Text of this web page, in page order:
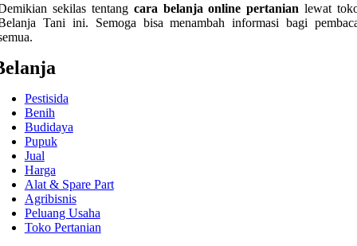
sekilas tentang cara belanja online pertanian lewat
Tani ini. Semoga bisa menambah informasi bagi
Pestisida
Benih
Budidaya
Pupuk
Jual
Harga
Alat & Spare Part
Agribisnis
Peluang Usaha
Toko Pertanian